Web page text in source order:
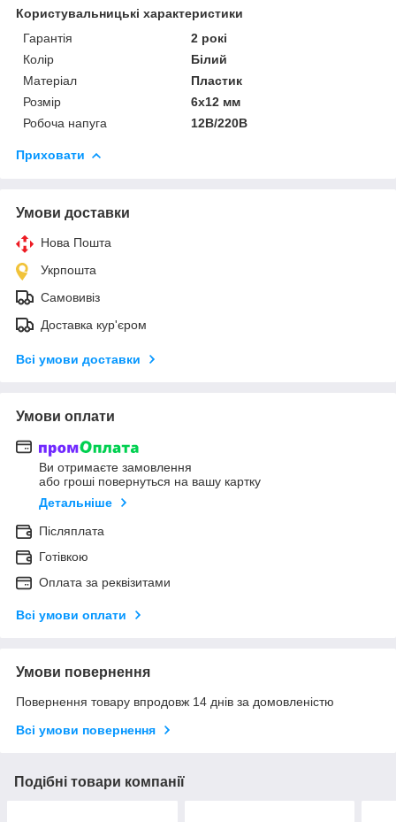
Користувальницькі характеристики
Гарантія
2 рокі
Колiр
Білий
Матеріал
Пластик
Розмір
6х12 мм
Робоча напуга
12В/220В
Приховати
Умови доставки
Нова Пошта
Укрпошта
Самовивіз
Доставка кур'єром
Всі умови доставки
Умови оплати
Ви отримаєте замовлення
або гроші повернуться на вашу картку
Детальніше
Післяплата
Готівкою
Оплата за реквізитами
Всі умови оплати
Умови повернення
Повернення товару впродовж 14 днів за домовленістю
Всі умови повернення
Подібні товари компанії